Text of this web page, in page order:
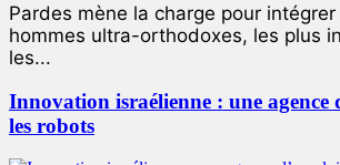
Pardes mène la charge pour
hommes ultra-orthodoxes, les plus
les...
Innovation israélienne : une agence
les robots